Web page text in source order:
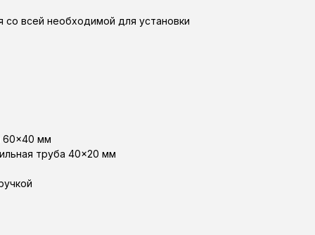
со всей необходимой для установки
60×40 мм
труба 40×20 мм